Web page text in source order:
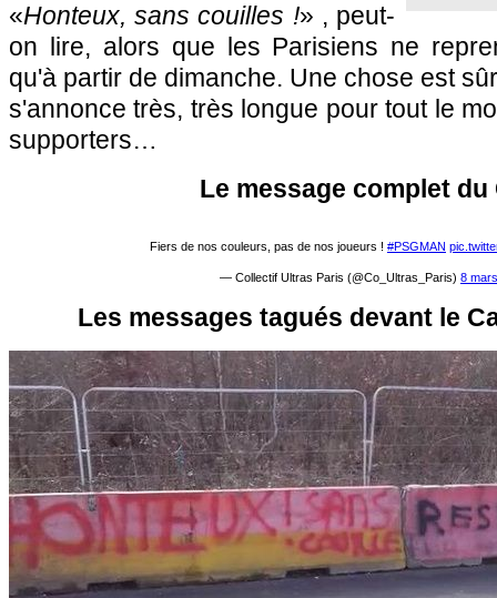
«Honteux, sans couilles !» , peut-
on lire, alors que les Parisiens ne
qu'à partir de dimanche. Une chose est
s'annonce très, très longue pour tout le
supporters…
Le message complet du
Fiers de nos couleurs, pas de nos joueurs ! #PSGMAN
— Collectif Ultras Paris (@Co_Ultras_Paris) 8
Les messages tagués devant le